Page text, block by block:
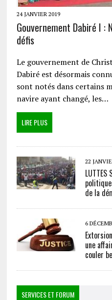
24 JANVIER 2019
Gouvernement Dabiré I :
défis
Le gouvernement de
Dabiré est désormais
sont notés dans certains
navire ayant changé, les…
LIRE PLUS
22
LUTTES
de la
6
une
couler
SERVICES ET FORUM